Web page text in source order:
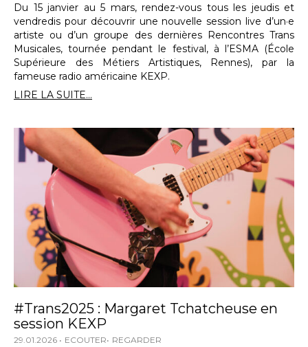
Du 15 janvier au 5 mars, rendez-vous tous les jeudis et
vendredis pour découvrir une nouvelle session live d’un·e
artiste ou d’un groupe des dernières Rencontres Trans
Musicales, tournée pendant le festival, à l’ESMA (École
Supérieure des Métiers Artistiques, Rennes), par la
fameuse radio américaine KEXP.
LIRE LA SUITE...
#Trans2025 : Margaret Tchatcheuse en
session KEXP
29.01.2026 ECOUTER REGARDER